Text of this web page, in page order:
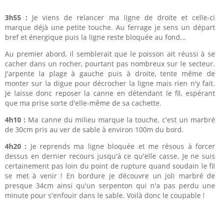
3h55 : Je viens de relancer ma ligne de droite et celle-ci
marque déjà une petite touche. Au ferrage je sens un départ
bref et énergique puis la ligne reste bloquée au fond...
Au premier abord, il semblerait que le poisson ait réussi à se
cacher dans un rocher, pourtant pas nombreux sur le secteur.
J'arpente la plage à gauche puis à droite, tente même de
monter sur la digue pour décrocher la ligne mais rien n'y fait.
Je laisse donc reposer la canne en détendant le fil, espérant
que ma prise sorte d'elle-même de sa cachette.
4h10 : Ma canne du milieu marque la touche, c'est un marbré
de 30cm pris au ver de sable à environ 100m du bord.
4h20 : Je reprends ma ligne bloquée et me résous à forcer
dessus en dernier recours jusqu'à ce qu'elle casse. Je ne suis
certainement pas loin du point de rupture quand soudain le fil
se met à venir ! En bordure je découvre un joli marbré de
presque 34cm ainsi qu'un serpenton qui n'a pas perdu une
minute pour s'enfouir dans le sable. Voilà donc le coupable !